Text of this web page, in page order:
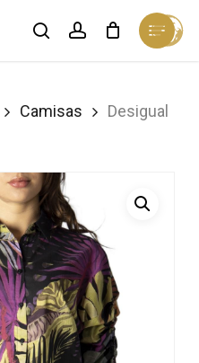
searchaccount
Menu
Close
Cart
Camisas
Desigual